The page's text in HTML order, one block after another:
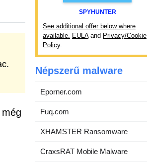
SPYHUNTER
See additional offer below where
available. EULAand Privacy/Cookie
Policy.
Népszerű malware
Eporner.com
Fuq.com
XHAMSTER Ransomware
CraxsRAT Mobile Malware